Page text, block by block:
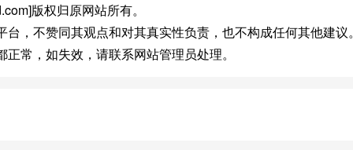
版权归原网站所有。
，不赞同其观点和对其真实性负责，也不构成任何其他建议。
常，如失效，请联系网站管理员处理。